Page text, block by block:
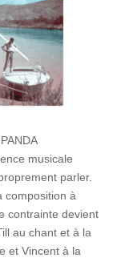
musicale
parler.
composition à
contrainte devient
au chant et à la
et Vincent à la